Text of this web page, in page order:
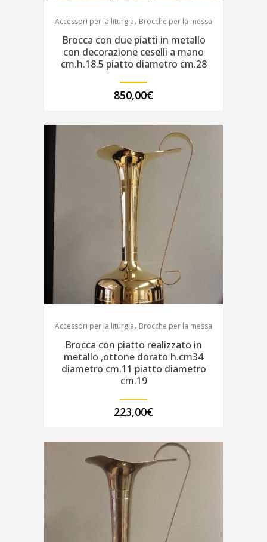
Accessori per la liturgia, Brocche per la messa
Brocca con due piatti in metallo
con decorazione ceselli a mano
cm.h.18.5 piatto diametro cm.28
850,00€
Accessori per la liturgia, Brocche per la messa
Brocca con piatto realizzato in
metallo ,ottone dorato h.cm34
diametro cm.11 piatto diametro
cm.19
223,00€